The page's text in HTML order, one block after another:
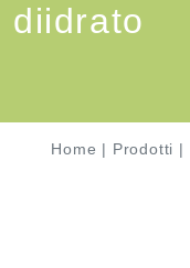
diidrato
Home | Prodotti |